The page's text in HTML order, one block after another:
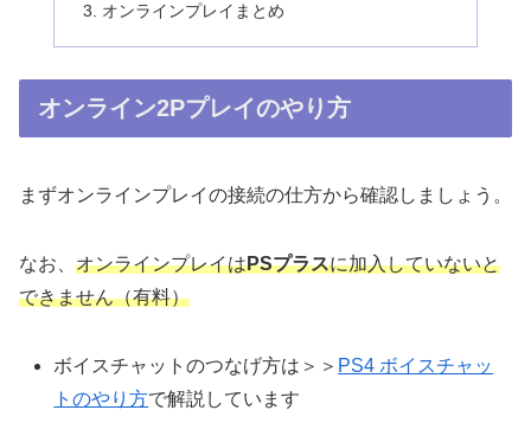
オンラインプレイまとめ
オンライン2Pプレイのやり方
まずオンラインプレイの接続の仕方から確認しましょう。
なお、 オンラインプレイはPSプラスに加入していないと
できません（有料）
ボイスチャットのつなげ方は＞＞ PS4 ボイスチャッ
トのやり方で解説しています